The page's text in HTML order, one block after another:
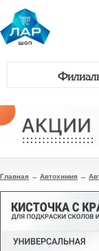
Главная → Автохимия →